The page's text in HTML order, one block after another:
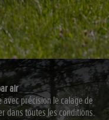
air
précision le calage de
dans toutes les conditions.